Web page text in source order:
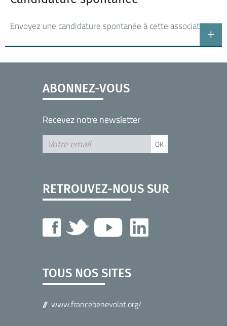
Envoyez une candidature spontanée à cette association
ABONNEZ-VOUS
Recevez notre newsletter
RETROUVEZ-NOUS SUR
TOUS NOS SITES
www.francebenevolat.org/